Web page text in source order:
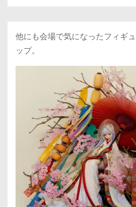
他にも会場で気になったフィギ
ップ。